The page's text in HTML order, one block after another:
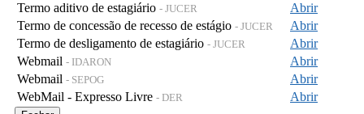
Termo aditivo de estagiário - JUCER
Abrir
Termo de concessão de recesso de estágio - JUCER
Abrir
Termo de desligamento de estagiário - JUCER
Abrir
Webmail - IDARON
Abrir
Webmail - SEPOG
Abrir
WebMail - Expresso Livre - DER Abrir